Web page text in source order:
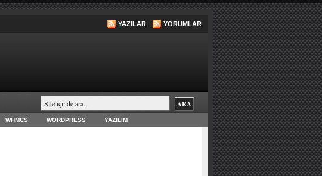
YAZILAR YORUMLAR
WHMCS WORDPRESS YAZILIM